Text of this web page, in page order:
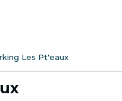
Les Pt'eaux